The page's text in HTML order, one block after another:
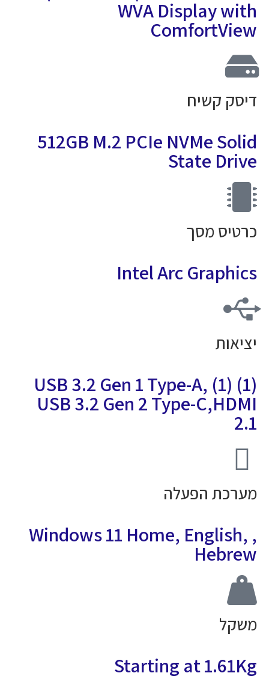
WVA Display
קשיח
512GB M.2 PCIe NVMe
State
מסך
Intel Arc
(1) USB 3.2 Gen 1 Type-A, (1)
USB 3.2 Gen 2 Type-
הפעלה
Windows 11 Home, English,
Starting at